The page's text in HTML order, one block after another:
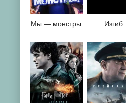
01 2 3 4 5 6 7 8
Мы — монстры Изгиб